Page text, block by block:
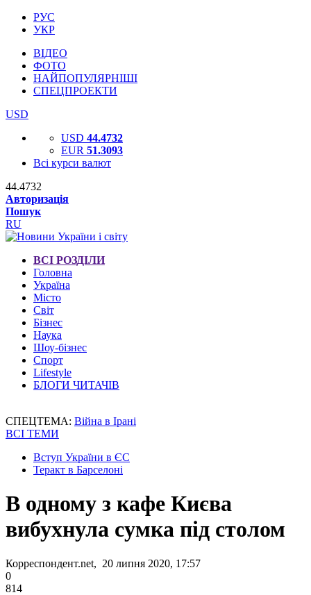
РУС
УКР
ВІДЕО
ФОТО
НАЙПОПУЛЯРНІШІ
СПЕЦПРОЕКТИ
USD
USD 44.4732
EUR 51.3093
Всі курси валют
44.4732
Авторизація
Пошук
RU
ВСІ РОЗДІЛИ
Головна
Україна
Місто
Світ
Бізнес
Наука
Шоу-бізнес
Спорт
Lifestyle
БЛОГИ ЧИТАЧІВ
СПЕЦТЕМА: Війна в Ірані
ВСІ ТЕМИ
Вступ України в ЄС
Теракт в Барселоні
В одному з кафе Києва
вибухнула сумка під столом
Корреспондент.net, 20 липня 2020, 17:57
0
814